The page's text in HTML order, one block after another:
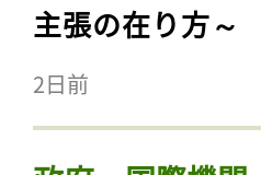
主張の在り方～
2日前